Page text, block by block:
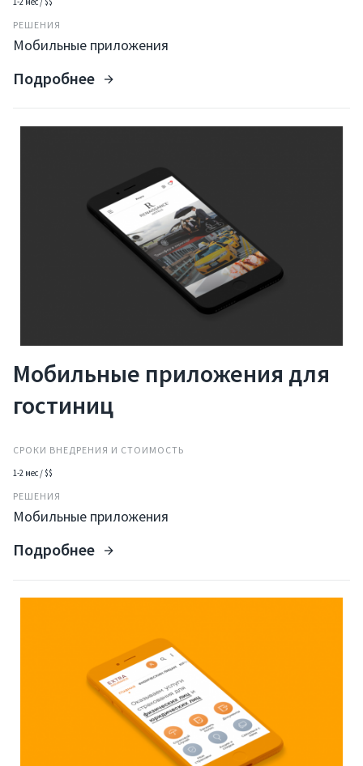
РЕШЕНИЯ
Мобильные приложения
Подробнее
Мобильные приложения для
гостиниц
СРОКИ ВНЕДРЕНИЯ И СТОИМОСТЬ
1-2 мес / $$
РЕШЕНИЯ
Мобильные приложения
Подробнее
Контакты
Запрос коммерческого
Презентация компании